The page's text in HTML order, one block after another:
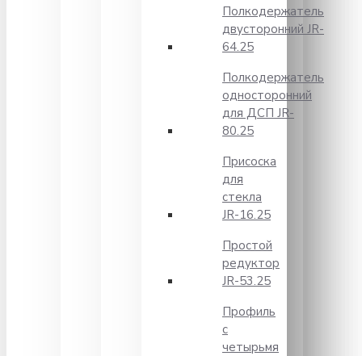
Полкодержатель
двусторонний JR-
64.25
Полкодержатель
односторонний
для ДСП JR-
80.25
Присоска
для
стекла
JR-16.25
Простой
редуктор
JR-53.25
Профиль
с
четырьмя